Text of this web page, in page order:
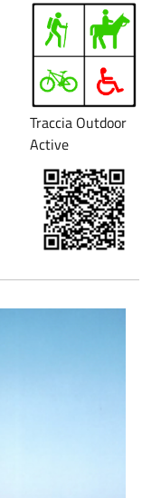
Traccia Outdoor
Active